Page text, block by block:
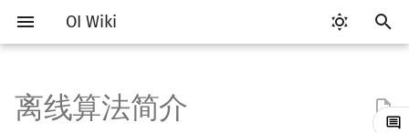
OI Wiki
入
以Getting Started
比赛相关简介
工具软件简介
语言基础简介
算法基础简介
搜索部分简介
动态规划部分简介
字符串部分简介
数学部分简介 多项式与生成函数简介
数据结构部分简介 可持久化数据结构简介
图论部分简介
计算几何部分简介
莫队算法简介
随机函数
RMQ
离线算法简介